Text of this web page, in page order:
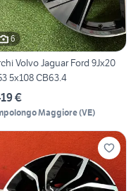
6
Volvo Jaguar Ford 9Jx20
5x108 CB63.4
€
Maggiore(VE)